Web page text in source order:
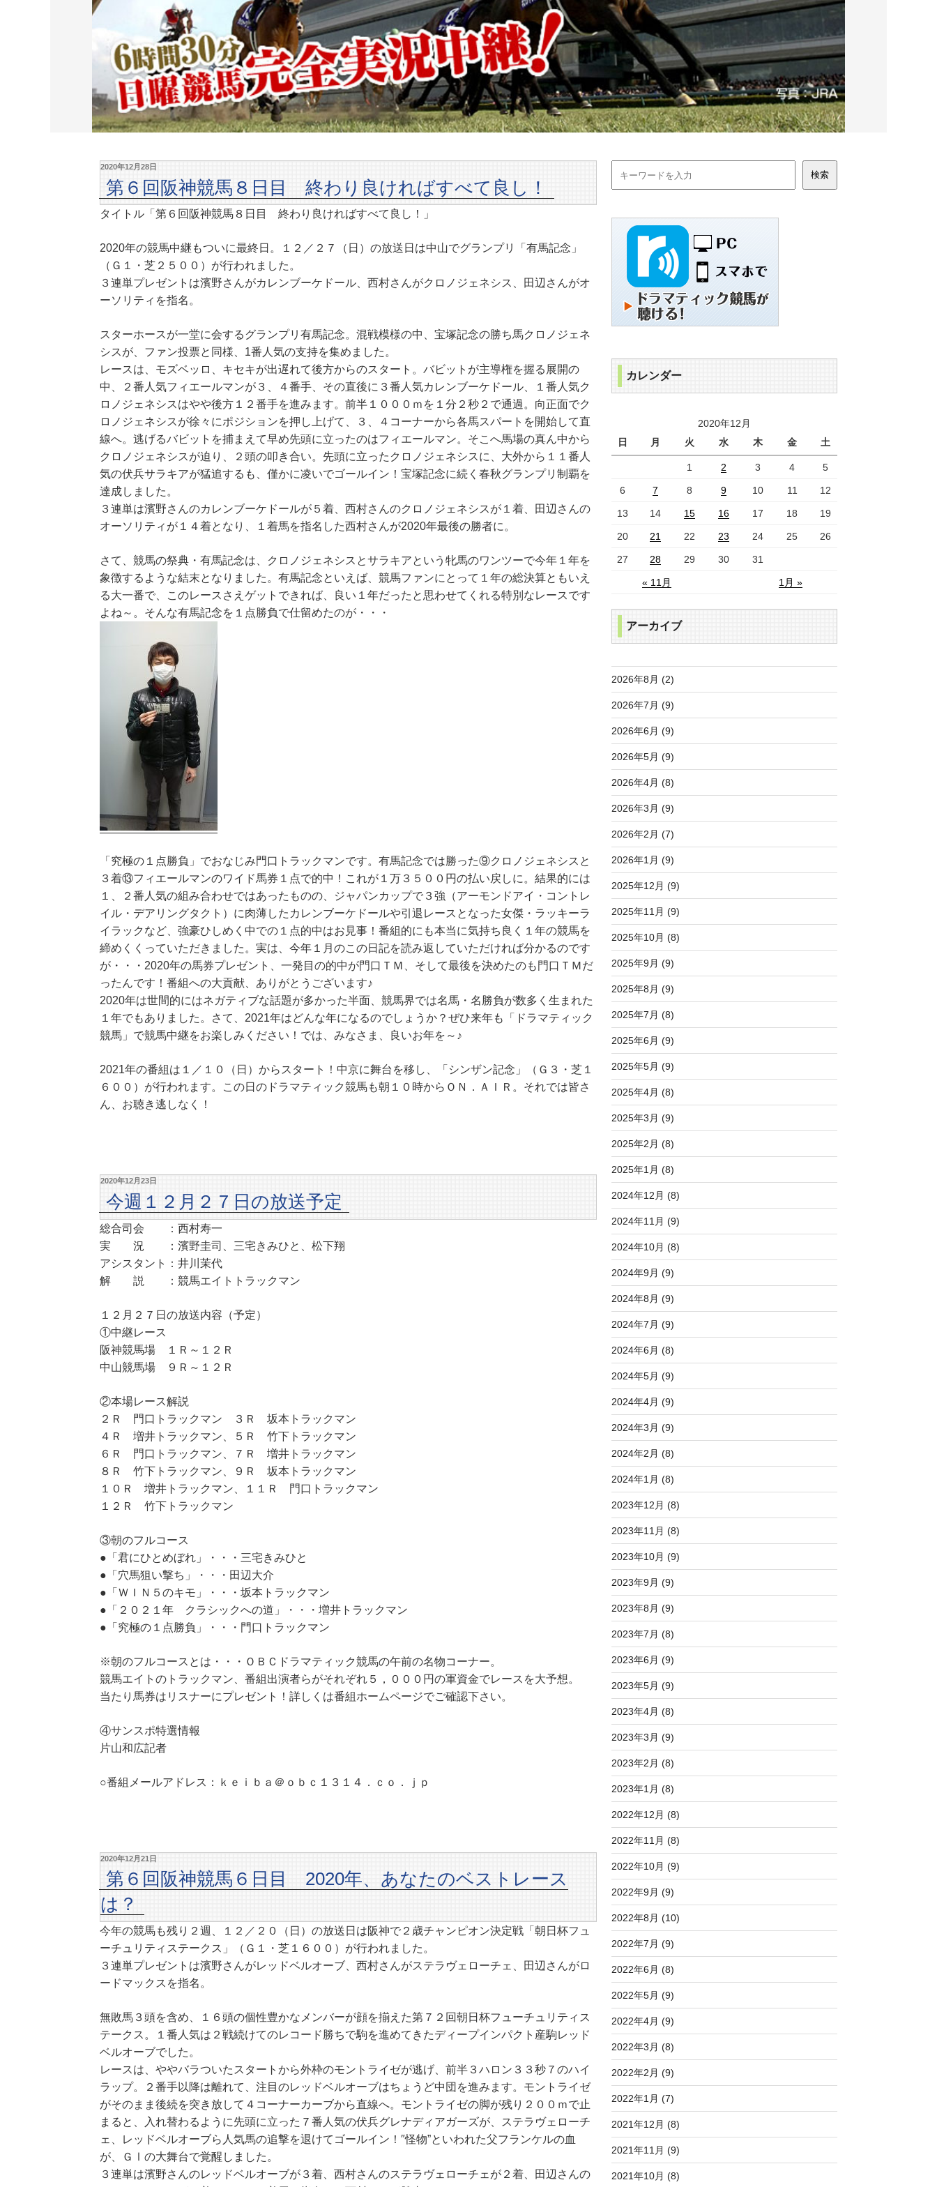
2020年12月28日
第６回阪神競馬８日目 終わり良ければすべて良し！
タイトル「第６回阪神競馬８日目 終わり良ければすべて良し！」
2020年の競馬中継もついに最終日。１２／２７（日）の放送日は中山でグランプリ「有馬記念」
（Ｇ１・芝２５００）が行われました。
３連単プレゼントは濱野さんがカレンブーケドール、西村さんがクロノジェネシス、田辺さんがオ
ーソリティを指名。
スターホースが一堂に会するグランプリ有馬記念。混戦模様の中、宝塚記念の勝ち馬クロノジェネ
シスが、ファン投票と同様、1番人気の支持を集めました。
レースは、モズベッロ、キセキが出遅れて後方からのスタート。バビットが主導権を握る展開の
中、２番人気フィエールマンが３、４番手、その直後に３番人気カレンブーケドール、１番人気ク
ロノジェネシスはやや後方１２番手を進みます。前半１０００ｍを１分２秒２で通過。向正面でク
ロノジェネシスが徐々にポジションを押し上げて、３、４コーナーから各馬スパートを開始して直
線へ。逃げるバビットを捕まえて早め先頭に立ったのはフィエールマン。そこへ馬場の真ん中から
クロノジェネシスが迫り、２頭の叩き合い。先頭に立ったクロノジェネシスに、大外から１１番人
気の伏兵サラキアが猛追するも、僅かに凌いでゴールイン！宝塚記念に続く春秋グランプリ制覇を
達成しました。
３連単は濱野さんのカレンブーケドールが５着、西村さんのクロノジェネシスが１着、田辺さんの
オーソリティが１４着となり、１着馬を指名した西村さんが2020年最後の勝者に。
さて、競馬の祭典・有馬記念は、クロノジェネシスとサラキアという牝馬のワンツーで今年１年を
象徴するような結末となりました。有馬記念といえば、競馬ファンにとって１年の総決算ともいえ
る大一番で、このレースさえゲットできれば、良い１年だったと思わせてくれる特別なレースです
よね～。そんな有馬記念を１点勝負で仕留めたのが・・・
「究極の１点勝負」でおなじみ門口トラックマンです。有馬記念では勝った⑨クロノジェネシスと
３着⑬フィエールマンのワイド馬券１点で的中！これが１万３５００円の払い戻しに。結果的には
１、２番人気の組み合わせではあったものの、ジャパンカップで３強（アーモンドアイ・コントレ
イル・デアリングタクト）に肉薄したカレンブーケドールや引退レースとなった女傑・ラッキーラ
イラックなど、強豪ひしめく中での１点的中はお見事！番組的にも本当に気持ち良く１年の競馬を
締めくくっていただきました。実は、今年１月のこの日記を読み返していただければ分かるのです
が・・・2020年の馬券プレゼント、一発目の的中が門口ＴＭ、そして最後を決めたのも門口ＴＭだ
ったんです！番組への大貢献、ありがとうございます♪
2020年は世間的にはネガティブな話題が多かった半面、競馬界では名馬・名勝負が数多く生まれた
１年でもありました。さて、2021年はどんな年になるのでしょうか？ぜひ来年も「ドラマティック
競馬」で競馬中継をお楽しみください！では、みなさま、良いお年を～♪
2021年の番組は１／１０（日）からスタート！中京に舞台を移し、「シンザン記念」（Ｇ３・芝１
６００）が行われます。この日のドラマティック競馬も朝１０時からＯＮ．ＡＩＲ。それでは皆さ
ん、お聴き逃しなく！
2020年12月23日
今週１２月２７日の放送予定
総合司会 ：西村寿一
実 況 ：濱野圭司、三宅きみひと、松下翔
アシスタント：井川茉代
解 説 ：競馬エイトトラックマン
１２月２７日の放送内容（予定）
①中継レース
阪神競馬場 １Ｒ～１２Ｒ
中山競馬場 ９Ｒ～１２Ｒ
②本場レース解説
２Ｒ 門口トラックマン ３Ｒ 坂本トラックマン
４Ｒ 増井トラックマン、５Ｒ 竹下トラックマン
６Ｒ 門口トラックマン、７Ｒ 増井トラックマン
８Ｒ 竹下トラックマン、９Ｒ 坂本トラックマン
１０Ｒ 増井トラックマン、１１Ｒ 門口トラックマン
１２Ｒ 竹下トラックマン
③朝のフルコース
●「君にひとめぼれ」・・・三宅きみひと
●「穴馬狙い撃ち」・・・田辺大介
●「ＷＩＮ５のキモ」・・・坂本トラックマン
●「２０２１年 クラシックへの道」・・・増井トラックマン
●「究極の１点勝負」・・・門口トラックマン
※朝のフルコースとは・・・ＯＢＣドラマティック競馬の午前の名物コーナー。
競馬エイトのトラックマン、番組出演者らがそれぞれ５，０００円の軍資金でレースを大予想。
当たり馬券はリスナーにプレゼント！詳しくは番組ホームページでご確認下さい。
④サンスポ特選情報
片山和広記者
○番組メールアドレス：ｋｅｉｂａ＠ｏｂｃ１３１４．ｃｏ．ｊｐ
2020年12月21日
第６回阪神競馬６日目 2020年、あなたのベストレース
は？
今年の競馬も残り２週、１２／２０（日）の放送日は阪神で２歳チャンピオン決定戦「朝日杯フュ
ーチュリティステークス」（Ｇ１・芝１６００）が行われました。
３連単プレゼントは濱野さんがレッドベルオーブ、西村さんがステラヴェローチェ、田辺さんがロ
ードマックスを指名。
無敗馬３頭を含め、１６頭の個性豊かなメンバーが顔を揃えた第７２回朝日杯フューチュリティス
テークス。１番人気は２戦続けてのレコード勝ちで駒を進めてきたディープインパクト産駒レッド
ベルオーブでした。
レースは、ややバラついたスタートから外枠のモントライゼが逃げ、前半３ハロン３３秒７のハイ
ラップ。２番手以降は離れて、注目のレッドベルオーブはちょうど中団を進みます。モントライゼ
がそのまま後続を突き放して４コーナーカーブから直線へ。モントライゼの脚が残り２００ｍで止
まると、入れ替わるように先頭に立った７番人気の伏兵グレナディアガーズが、ステラヴェローチ
ェ、レッドベルオーブら人気馬の追撃を退けてゴールイン！″怪物”といわれた父フランケルの血
が、ＧⅠの大舞台で覚醒しました。
３連単は濱野さんのレッドベルオーブが３着、西村さんのステラヴェローチェが２着、田辺さんの
カレンダー
2020年12月
日
月 火 水 木 金 土
« 11月 1月 »
1 2 3 4 5
6 7 8 9 10 11 12
13 14 15 16 17 18 19
20 21 22 23 24 25 26
27 28 29 30 31
アーカイブ
2026年8月 (2)
2026年7月 (9)
2026年6月 (9)
2026年5月 (9)
2026年4月 (8)
2026年3月 (9)
2026年2月 (7)
2026年1月 (9)
2025年12月 (9)
2025年11月 (9)
2025年10月 (8)
2025年9月 (9)
2025年8月 (9)
2025年7月 (8)
2025年6月 (9)
2025年5月 (9)
2025年4月 (8)
2025年3月 (9)
2025年2月 (8)
2025年1月 (8)
2024年12月 (8)
2024年11月 (9)
2024年10月 (8)
2024年9月 (9)
2024年8月 (9)
2024年7月 (9)
2024年6月 (8)
2024年5月 (9)
2024年4月 (9)
2024年3月 (9)
2024年2月 (8)
2024年1月 (8)
2023年12月 (8)
2023年11月 (8)
2023年10月 (9)
2023年9月 (9)
2023年8月 (9)
2023年7月 (8)
2023年6月 (9)
2023年5月 (9)
2023年4月 (8)
2023年3月 (9)
2023年2月 (8)
2023年1月 (8)
2022年12月 (8)
2022年11月 (8)
2022年10月 (9)
2022年9月 (9)
2022年8月 (10)
2022年7月 (9)
2022年6月 (8)
2022年5月 (9)
2022年4月 (9)
2022年3月 (8)
2022年2月 (9)
2022年1月 (7)
2021年12月 (8)
2021年11月 (9)
2021年10月 (8)